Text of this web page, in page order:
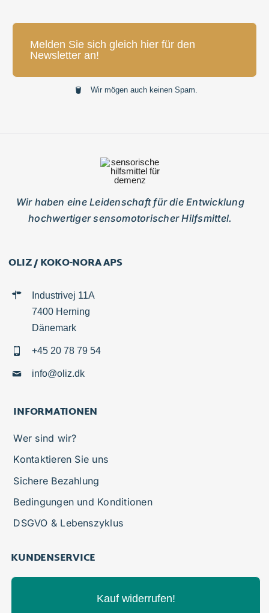
Melden Sie sich gleich hier für den
Newsletter an!
Wir mögen auch keinen Spam.
Wir haben eine Leidenschaft für die Entwicklung
hochwertiger sensomotorischer Hilfsmittel.
OLIZ / KOKO-NORA APS
Industrivej 11A
7400 Herning
Dänemark
+45 20 78 79 54
info@oliz.dk
INFORMATIONEN
Wer sind wir?
Kontaktieren Sie uns
Sichere Bezahlung
Bedingungen und Konditionen
DSGVO & Lebenszyklus
KUNDENSERVICE
Kauf widerrufen!